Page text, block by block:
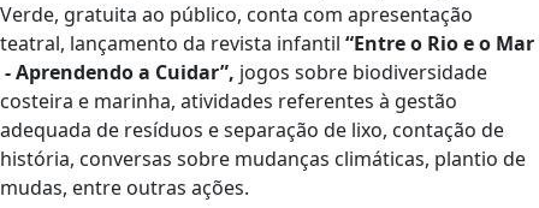
Verde, gratuita ao público, conta com apresentação
teatral, lançamento da revista infantil “Entre o Rio e o Mar
- Aprendendo a Cuidar”, jogos sobre biodiversidade
costeira e marinha, atividades referentes à gestão
adequada de resíduos e separação de lixo, contação de
história, conversas sobre mudanças climáticas, plantio de
mudas, entre outras ações.